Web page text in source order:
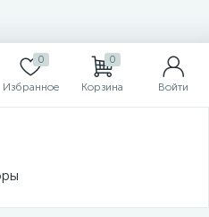
0
Избранное
0
Корзина Войти